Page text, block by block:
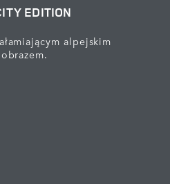
EDITION
alpejskim